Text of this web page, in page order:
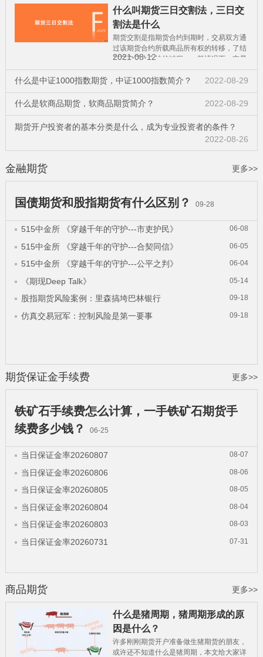
什么叫期货三日交割法，三日交
割法是什么
期货交割是指期货合约到期时，交易双方通
过该期货合约所载商品所有权的转移，了结
到期末平仓合约的过程。一般情况下，交易
所实行“期货交易所三日交割法”。
2021-08-12
什么是中证1000指数期货，中证1000指数简介？ 2022-08-29
什么是软商品期货，软商品期货简介？ 2022-08-29
期货开户投资者的基本分类是什么，成为专业投资者的条件？
2022-08-26
金融期货 更多>>
国债期货和股指期货有什么区别？ 09-28
515中金所 《穿越千年的守护---市吏护民》 06-08
515中金所 《穿越千年的守护---合契同信》 06-05
515中金所 《穿越千年的守护---公平之判》 06-04
《期现Deep Talk》 05-14
股指期货风险案例：里森搞垮巴林银行 09-18
仿真交易冠军：控制风险是第一要事 09-18
期货保证金手续费 更多>>
铁矿石手续费怎么计算，一手铁矿石期货手
续费多少钱？
06-25
当日保证金率20260807 08-07
当日保证金率20260806 08-06
当日保证金率20260805 08-05
当日保证金率20260804 08-04
当日保证金率20260803 08-03
当日保证金率20260731 07-31
商品期货 更多>>
什么是猪周期，猪周期形成的原
因是什么？
许多刚刚期货开户准备做生猪期货的朋友，
或许还不知道什么是猪周期，本文给大家详